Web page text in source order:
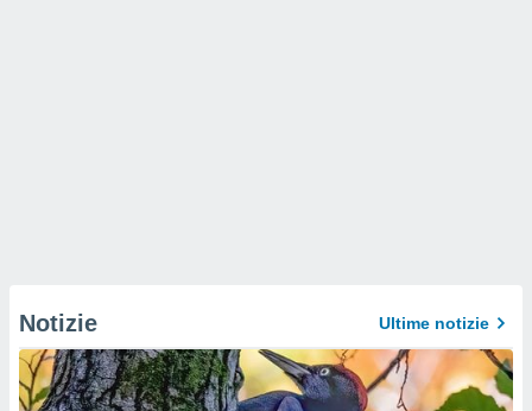
Notizie Ultime notizie